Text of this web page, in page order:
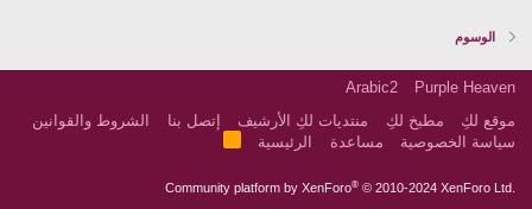
الوسوم
Purple Heaven
Arabic2
موقع لكِ
مطبخ لكِ منتديات لكِ الأرشيف إتصل بنا
الشروط والقوانين
سياسة الخصوصية
مساعدة الرئيسية
Community platform by XenForo® © 2010-2024 XenForo Ltd.